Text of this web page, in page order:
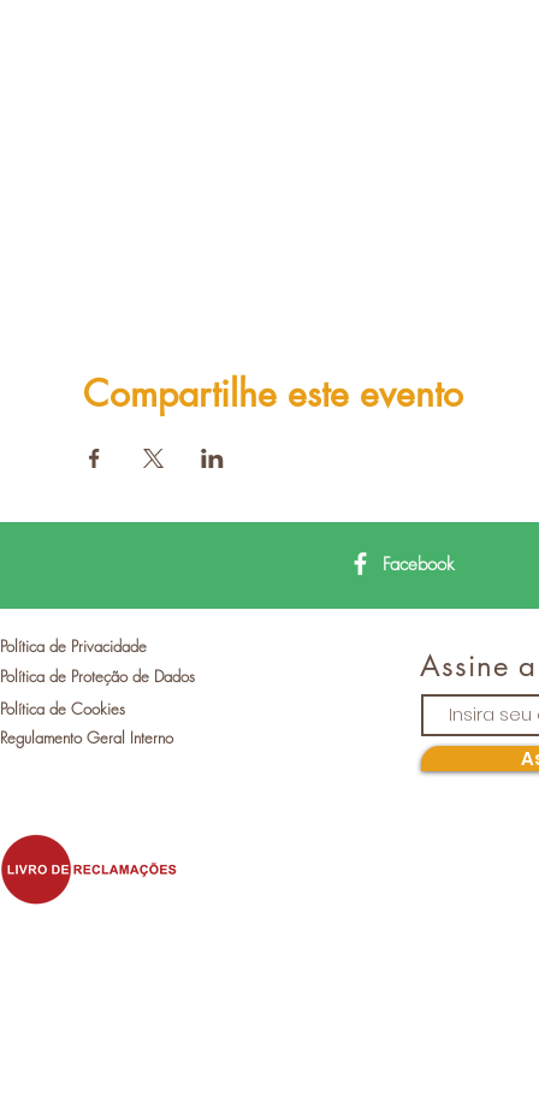
Compartilhe este evento
Facebook
Política de Privacidade
Política de Proteção de Dados
Política de Cookies
Regulamento Geral Interno
Assine